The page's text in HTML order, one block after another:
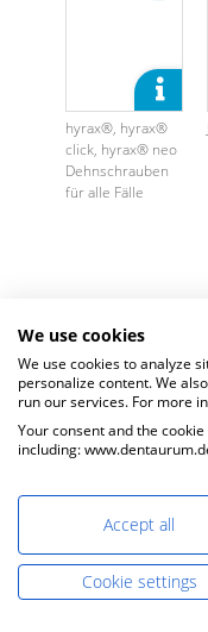
hyrax®, hyrax®
click, hyrax® neo
Dehnschrauben
für alle Fälle
Katalogauszug
We use cookies
We use cookies to analyze
personalize content. We
run our services. For more
Your consent and the
including:
Accept all
Cookie settings